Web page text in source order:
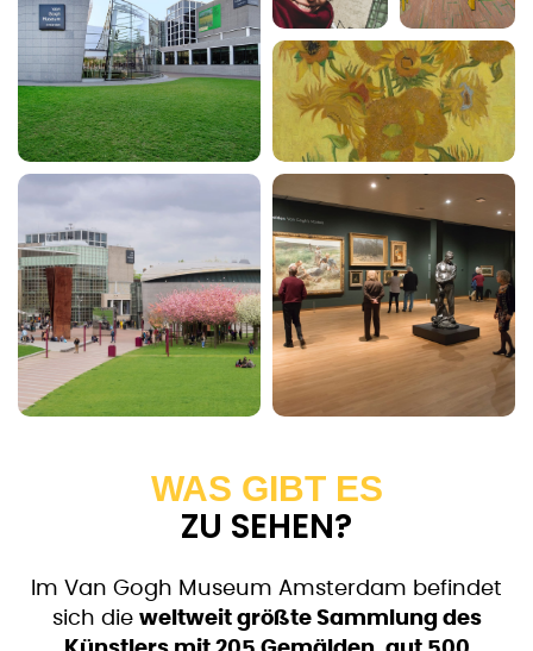
WAS GIBT ES
ZU SEHEN?
Im Van Gogh Museum Amsterdam befindet
sich die weltweit größte Sammlung des